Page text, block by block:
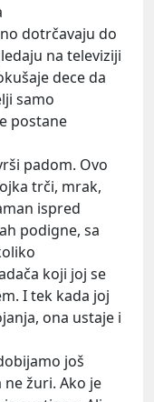
dotrčavaju do
na televiziji
dece da
samo
postane
padom. Ovo
trči, mrak,
ispred
podigne, sa
koji joj se
I tek kada joj
ona ustaje i
još
žuri. Ako je